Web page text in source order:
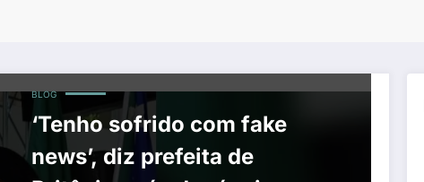
BLOG
‘Tenho sofrido com fake
news’, diz prefeita de